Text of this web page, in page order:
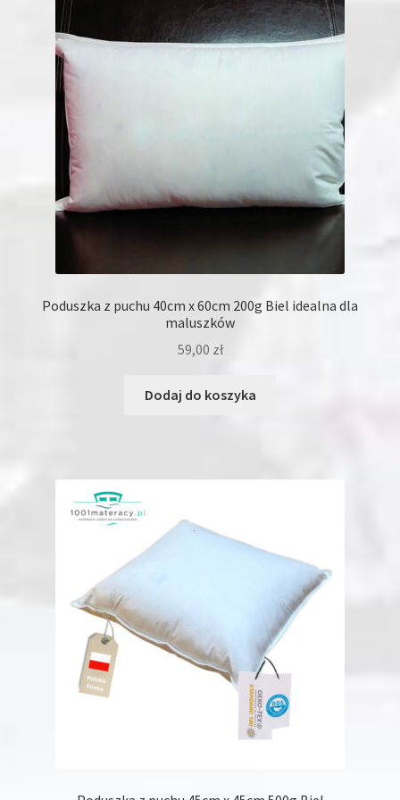
można
wybrać
Poduszka z puchu 40cm x 60cm 200g Biel idealna dla
maluszków
59,00 zł
Dodaj do koszyka